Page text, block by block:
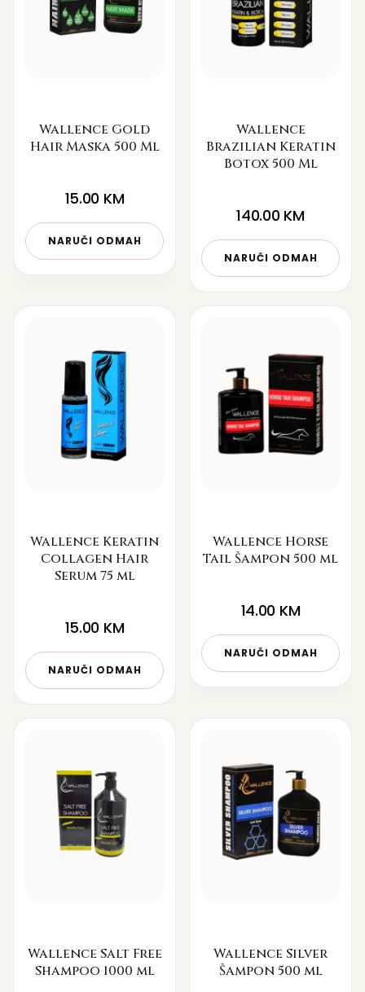
Wallence Gold
Hair Maska 500 Ml
15.00 KM
NARUČI ODMAH
Wallence
Brazilian Keratin
Botox 500 Ml
140.00 KM
NARUČI ODMAH
Wallence Keratin
Collagen Hair
Serum 75 ml
15.00 KM
NARUČI ODMAH
Wallence Horse
Tail Šampon 500 ml
14.00 KM
NARUČI ODMAH
Wallence Salt Free
Shampoo 1000 ml
Wallence Silver
Šampon 500 ml